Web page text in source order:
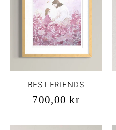
BEST FRIENDS
Vanlig
700,00 kr